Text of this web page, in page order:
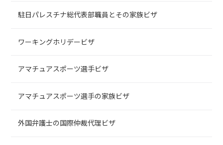
駐日パレスチナ総代表部職員とその家族ビザ
ワーキングホリデービザ
アマチュアスポーツ選手ビザ
アマチュアスポーツ選手の家族ビザ
外国弁護士の国際仲裁代理ビザ